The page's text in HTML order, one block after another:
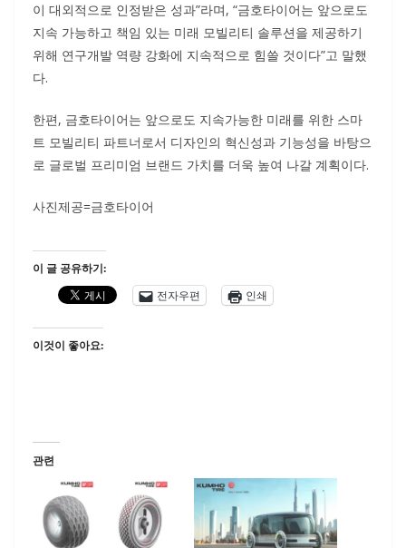
이 대외적으로 인정받은 성과”라며, “금호타이어는 앞으로도
지속 가능하고 책임 있는 미래 모빌리티 솔루션을 제공하기
위해 연구개발 역량 강화에 지속적으로 힘쓸 것이다”고 말했
다.
한편, 금호타이어는 앞으로도 지속가능한 미래를 위한 스마
트 모빌리티 파트너로서 디자인의 혁신성과 기능성을 바탕으
로 글로벌 프리미엄 브랜드 가치를 더욱 높여 나갈 계획이다.
사진제공=금호타이어
이 글 공유하기:
전자우편
인쇄
이것이 좋아요:
관련